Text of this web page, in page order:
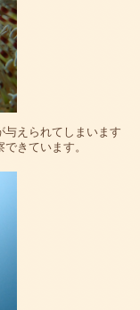
与えられてしまいます
きています。